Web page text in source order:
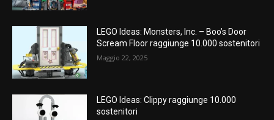
LEGO Ideas: Monsters, Inc. – Boo’s Door
Scream Floor raggiunge 10.000 sostenitori
Maggio 22, 2025
LEGO Ideas: Clippy raggiunge 10.000
sostenitori